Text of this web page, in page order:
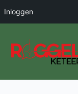
Inloggen